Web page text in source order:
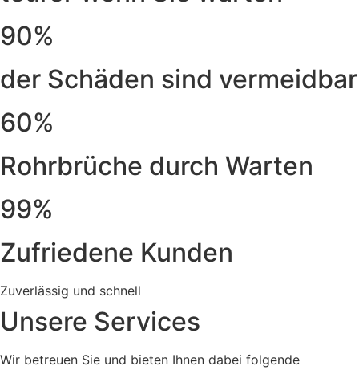
90%
der Schäden sind vermeidbar
60%
Rohrbrüche durch Warten
99%
Zufriedene Kunden
Zuverlässig und schnell
Unsere Services
Wir betreuen Sie und bieten Ihnen dabei folgende